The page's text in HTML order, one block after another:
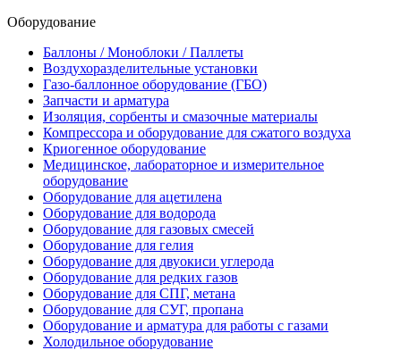
Оборудование
Баллоны / Моноблоки / Паллеты
Воздухоразделительные установки
Газо-баллонное оборудование (ГБО)
Запчасти и арматура
Изоляция, сорбенты и смазочные материалы
Компрессора и оборудование для сжатого воздуха
Криогенное оборудование
Медицинское, лабораторное и измерительное
оборудование
Оборудование для ацетилена
Оборудование для водорода
Оборудование для газовых смесей
Оборудование для гелия
Оборудование для двуокиси углерода
Оборудование для редких газов
Оборудование для СПГ, метана
Оборудование для СУГ, пропана
Оборудование и арматура для работы с газами
Холодильное оборудование